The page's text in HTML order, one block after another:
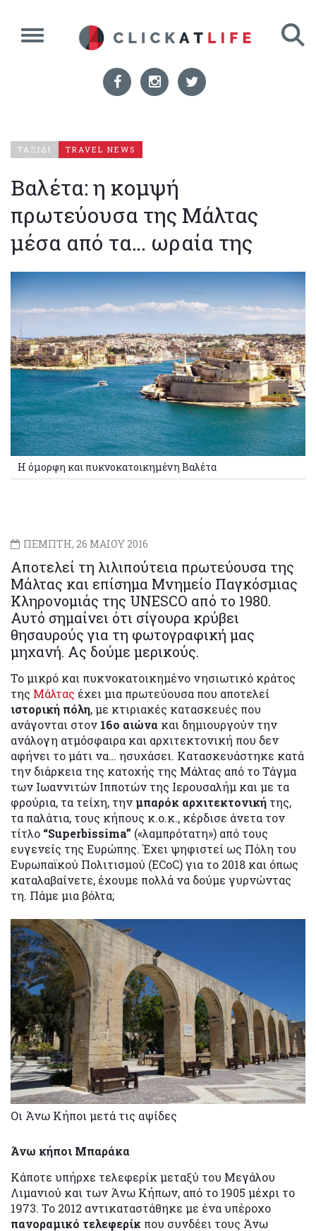
ΤΑΞΙΔΙ TRAVEL NEWS
Βαλέτα: η κομψή
πρωτεύουσα της Μάλτας
μέσα από τα… ωραία της
Η όμορφη και πυκνοκατοικημένη Βαλέτα
ΠΕΜΠΤΗ, 26 ΜΑΙΟΥ 2016
Αποτελεί τη λιλιπούτεια πρωτεύουσα της
Μάλτας και επίσημα Μνημείο Παγκόσμιας
Κληρονομιάς της UNESCO από το 1980.
Αυτό σημαίνει ότι σίγουρα κρύβει
θησαυρούς για τη φωτογραφική μας
μηχανή. Ας δούμε μερικούς.
Το μικρό και πυκνοκατοικημένο νησιωτικό κράτος
της Μάλτας έχει μια πρωτεύουσα που αποτελεί
ιστορική πόλη, με κτιριακές κατασκευές που
ανάγονται στον 16ο αιώνα και δημιουργούν την
ανάλογη ατμόσφαιρα και αρχιτεκτονική που δεν
αφήνει το μάτι να… ησυχάσει. Κατασκευάστηκε κατά
την διάρκεια της κατοχής της Μάλτας από το Τάγμα
των Ιωαννιτών Ιπποτών της Ιερουσαλήμ και με τα
φρούρια, τα τείχη, τηνμπαρόκ αρχιτεκτονική της,
τα παλάτια, τους κήπους κ.ο.κ., κέρδισε άνετα τον
τίτλο “Superbissima” («λαμπρότατη») από τους
ευγενείς της Ευρώπης. Έχει ψηφιστεί ως Πόλη του
Ευρωπαϊκού Πολιτισμού (ECoC) για το 2018 και όπως
καταλαβαίνετε, έχουμε πολλά να δούμε γυρνώντας
τη. Πάμε μια βόλτα;
Οι Άνω Κήποι μετά τις αψίδες
Άνω κήποι Μπαράκα
Κάποτε υπήρχε τελεφερίκ μεταξύ του Μεγάλου
Λιμανιού και των Άνω Κήπων, από το 1905 μέχρι το
1973. Το 2012 αντικαταστάθηκε με ένα υπέροχο
πανοραμικό τελεφερίκ που συνδέει τους Άνω